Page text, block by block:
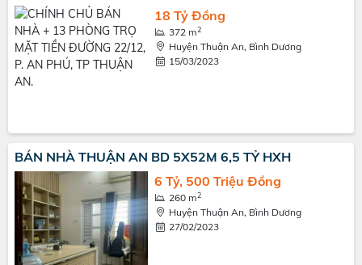
18 Tỷ Đồng
372 m2
Huyện Thuận An, Bình Dương
15/03/2023
BÁN NHÀ THUẬN AN BD 5X52M 6,5 TỶ HXH
6 Tỷ, 500 Triệu Đồng
260 m2
Huyện Thuận An, Bình Dương
27/02/2023